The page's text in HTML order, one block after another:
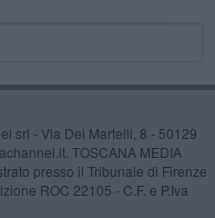
srl - Via Dei Martelli, 8 - 50129
TOSCANA MEDIA
presso il Tribunale di Firenze
ROC 22105 - C.F. e P.Iva